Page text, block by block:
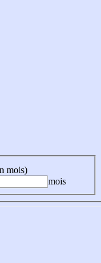
mois)
mois